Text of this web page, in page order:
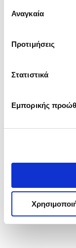
ενδιαφέρουν και
συγκατάθεσης
Αναγκαία
Προτιμήσεις
Στατιστικά
Εμπορικής